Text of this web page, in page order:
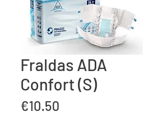
Fraldas ADA
Confort (S)
€10.50